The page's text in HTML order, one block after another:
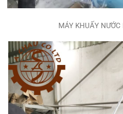
MÁY KHUẤY NƯỚC